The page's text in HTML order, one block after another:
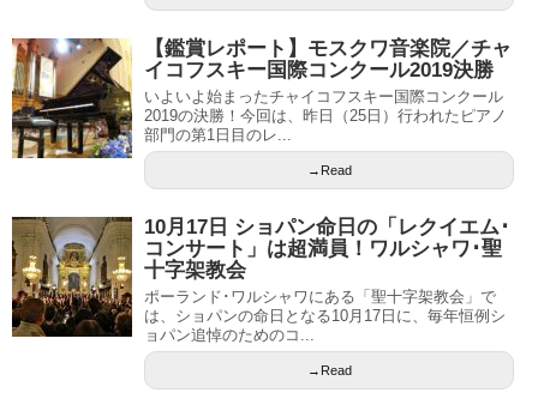
【鑑賞レポート】モスクワ音楽院／チャ
イコフスキー国際コンクール2019決勝
いよいよ始まったチャイコフスキー国際コンクール
2019の決勝！今回は、昨日（25日）行われたピアノ
部門の第1日目のレ...
→Read
10月17日 ショパン命日の「レクイエム･
コンサート」は超満員！ワルシャワ･聖
十字架教会
ポーランド･ワルシャワにある「聖十字架教会」で
は、ショパンの命日となる10月17日に、毎年恒例シ
ョパン追悼のためのコ...
→Read